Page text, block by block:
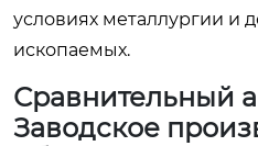
условиях металлургии и
ископаемых.
Сравнительный
Заводское